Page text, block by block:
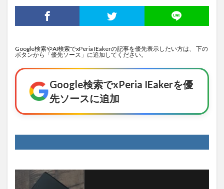
Google検索やAI検索でxPeria IEakerの記事を優先表示したい方は、 下の
ボタンから「優先ソース」に追加してください。
Google検索でxPeria IEakerを優
先ソースに追加